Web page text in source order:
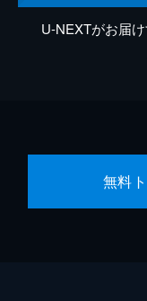
U-NEXTがお届
無料